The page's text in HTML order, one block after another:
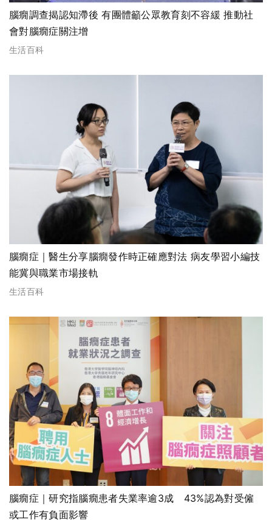
腦癇調查揭認知滯後 有團體籲公眾教育刻不容緩 推動社
會對腦癇症關注增
生活百科
腦癇症｜醫生分享腦癇發作時正確應對法 病友學習小編技
能冀與職業市場接軌
生活百科
腦癇症｜研究指腦癇患者失業率逾3成 43%認為對受僱
或工作有負面影響